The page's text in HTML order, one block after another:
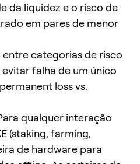
da liquidez e o risco de
em pares de menor
categorias de risco
evitar falha de um único
loss vs.
qualquer interação
(staking, farming,
de hardware para